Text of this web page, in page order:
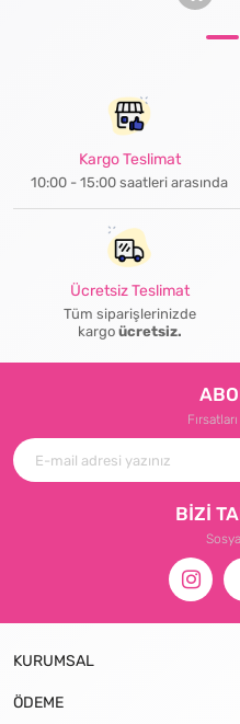
Kargo Teslimat
10:00 - 15:00 saatleri arasında
Ücretsiz Teslimat
Tüm siparişlerinizde
kargo ücretsiz.
BİZİ
KURUMSAL
ÖDEME